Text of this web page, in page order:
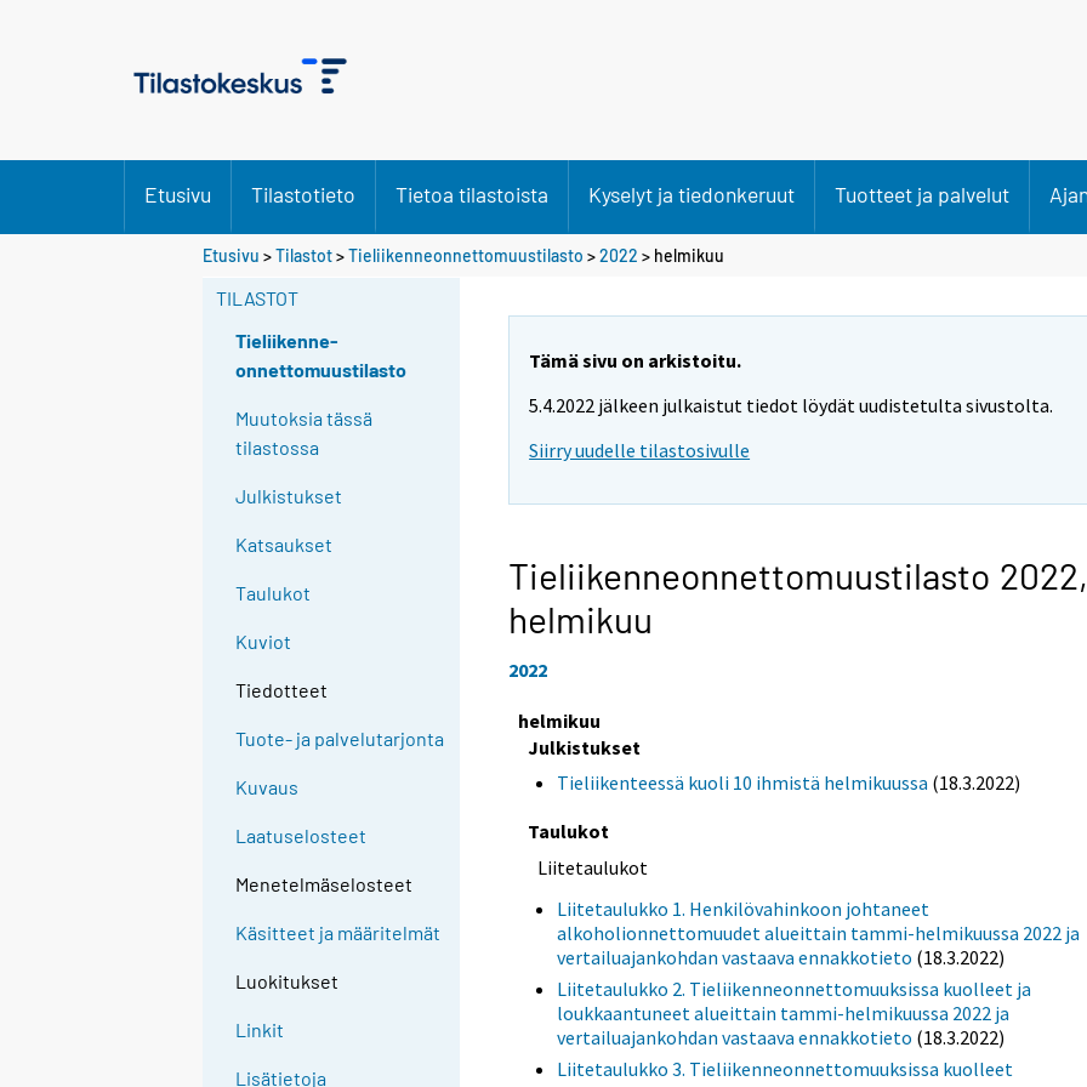
Etusivu Tilastotieto Tietoa tilastoista Kyselyt ja tiedonkeruut Tuotteet ja palvelut
Etusivu >Tilastot>Tieliikenneonnettomuustilasto >2022 > helmikuu
TILASTOT
Tieliikenne-
onnettomuustilasto
Muutoksia tässä
tilastossa
Julkistukset
Katsaukset
Taulukot
Kuviot
Tiedotteet
Tuote- ja palvelutarjonta
Kuvaus
Laatuselosteet
Menetelmäselosteet
Käsitteet ja määritelmät
Luokitukset
Linkit
Lisätietoja
Tämä sivu on arkistoitu.
5.4.2022 jälkeen julkaistut tiedot löydät uudistetulta sivustolta.
Siirry uudelle tilastosivulle
Tieliikenneonnettomuustilasto
helmikuu
2022
helmikuu
Julkistukset
Tieliikenteessä kuoli 10 ihmistä helmikuussa (18.3.2022)
Taulukot
Liitetaulukot
Liitetaulukko 1. Henkilövahinkoon johtaneet
alkoholionnettomuudet alueittain tammi-helmikuussa 2022 ja
vertailuajankohdan vastaava ennakkotieto (18.3.2022)
Liitetaulukko 2. Tieliikenneonnettomuuksissa kuolleet ja
loukkaantuneet alueittain tammi-helmikuussa 2022 ja
vertailuajankohdan vastaava ennakkotieto (18.3.2022)
Liitetaulukko 3. Tieliikenneonnettomuuksissa kuolleet